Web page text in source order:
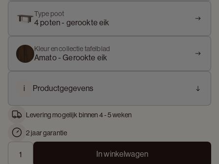
Type poot
4 poten - gerookte eik
Kleur en collectie tafelblad
Amato - Gerookte eik
i Productgegevens
Levering mogelijk binnen 4 - 5 weken
2 jaar garantie
In winkelwagen